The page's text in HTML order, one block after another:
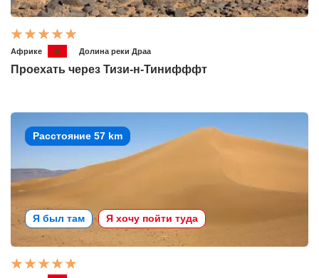
Африке Долина реки Драа
Проехать через Тизи-н-Тинифффт
Расстояние 57 km
Я был там Я хочу пойти туда